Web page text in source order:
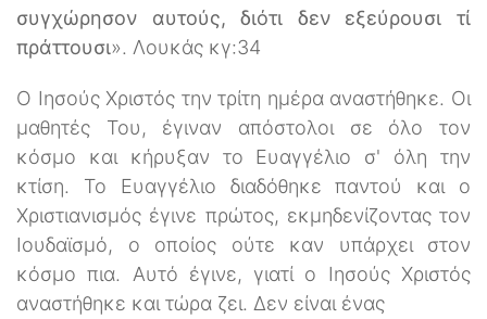
συγχώρησον αυτούς, διότι δεν εξεύρουσι τί
πράττουσι». Λουκάς κγ:34
Ο Ιησούς Χριστός την τρίτη ημέρα αναστήθηκε. Οι
μαθητές Του, έγιναν απόστολοι σε όλο τον
κόσμο και κήρυξαν το Ευαγγέλιο σ' όλη την
κτίση. Το Ευαγγέλιο διαδόθηκε παντού και ο
Χριστιανισμός έγινε πρώτος, εκμηδενίζοντας τον
Ιουδαϊσμό, ο οποίος ούτε καν υπάρχει στον
κόσμο πια. Αυτό έγινε, γιατί ο Ιησούς Χριστός
αναστήθηκε και τώρα ζει. Δεν είναι ένας